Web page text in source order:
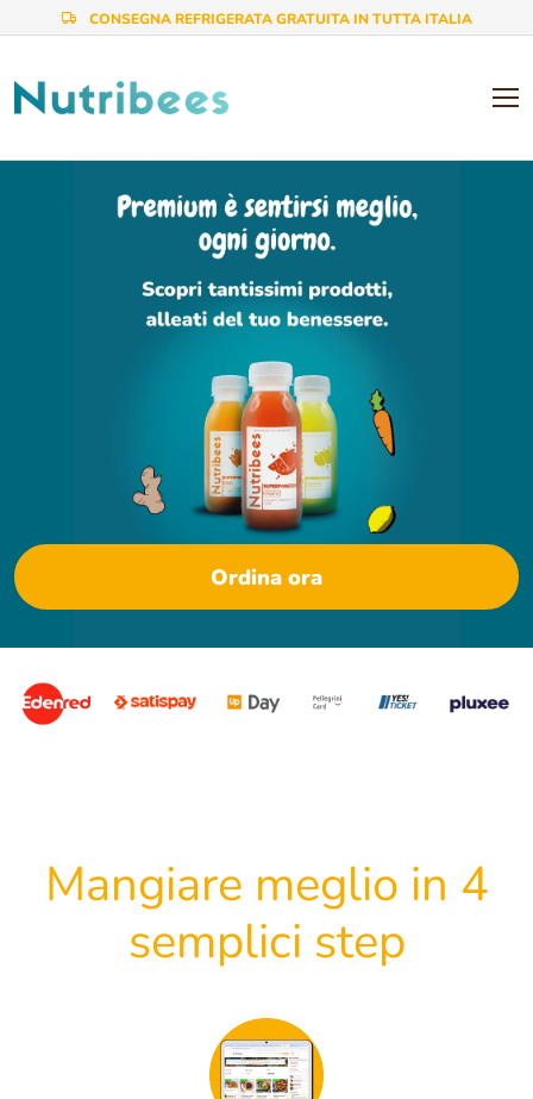
CONSEGNA REFRIGERATA GRATUITA IN TUTTA ITALIA
AREA PERSONALE
Ordina ora
Mangiare meglio in 4
semplici step